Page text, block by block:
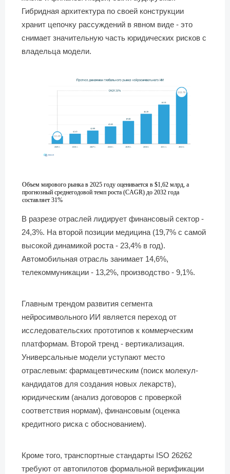
Гибридная архитектура по своей конструкции
хранит цепочку рассуждений в явном виде - это
снимает значительную часть юридических рисков с
владельца модели.
Объем мирового рынка в 2025 году оценивается в $1,62 млрд, а
прогнозный среднегодовой темп роста (CAGR) до 2032 года
составляет 31%
В разрезе отраслей лидирует финансовый сектор -
24,3%. На второй позиции медицина (19,7% с самой
высокой динамикой роста - 23,4% в год).
Автомобильная отрасль занимает 14,6%,
телекоммуникации - 13,2%, производство - 9,1%.
Главным трендом развития сегмента
нейросимвольного ИИ является переход от
исследовательских прототипов к коммерческим
платформам. Второй тренд - вертикализация.
Универсальные модели уступают место
отраслевым: фармацевтическим (поиск молекул-
кандидатов для создания новых лекарств),
юридическим (анализ договоров с проверкой
соответствия нормам), финансовым (оценка
кредитного риска с обоснованием).
Кроме того, транспортные стандарты ISO 26262
требуют от автопилотов формальной верификации